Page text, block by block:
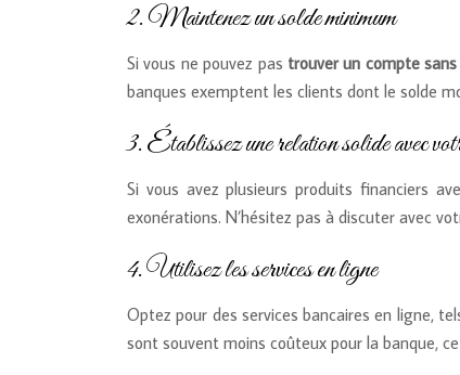
2. Maintenez un solde minimum
Si vous ne pouvez pas trouver un compte
banques exemptent les clients dont le solde
3. Établissez une relation solide avec
Si vous avez plusieurs produits financiers
exonérations. N’hésitez pas à discuter avec
4. Utilisez les services en ligne
Optez pour des services bancaires en ligne,
sont souvent moins coûteux pour la banque,